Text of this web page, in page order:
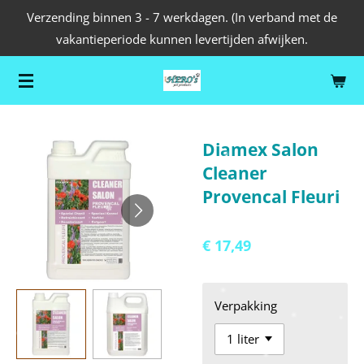
de
hoofdinhoud
Verzending binnen 3 - 7 werkdagen. (In verband met de
vakantieperiode kunnen levertijden afwijken.
Diamex Salon
Cleaner
Provencal Fleuri
€ 17,49
Verpakking